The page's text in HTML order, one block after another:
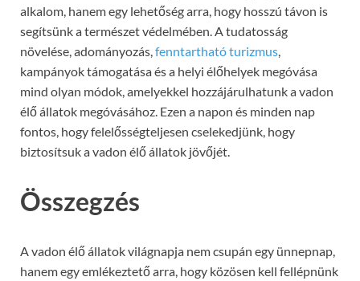
alkalom, hanem egy lehetőség arra, hogy hosszú távon is
segítsünk a természet védelmében. A tudatosság
növelése, adományozás,fenntartható turizmus,
kampányok támogatása és a helyi élőhelyek megóvása
mind olyan módok, amelyekkel hozzájárulhatunk a vadon
élő állatok megóvásához. Ezen a napon és minden nap
fontos, hogy felelősségteljesen cselekedjünk, hogy
biztosítsuk a vadon élő állatok jövőjét.
Összegzés
A vadon élő állatok világnapja nem csupán egy ünnepnap,
hanem egy emlékeztető arra, hogy közösen kell fellépnünk